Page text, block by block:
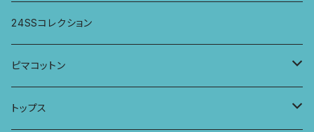
ワンピース
スカート
パーカー
パンツ
ワンピース
ワイドパンツ
ロングスリーブトップス
ロングスリーブワンピース
24SSコレクション
ピマコットン
Tシャツ
トップス